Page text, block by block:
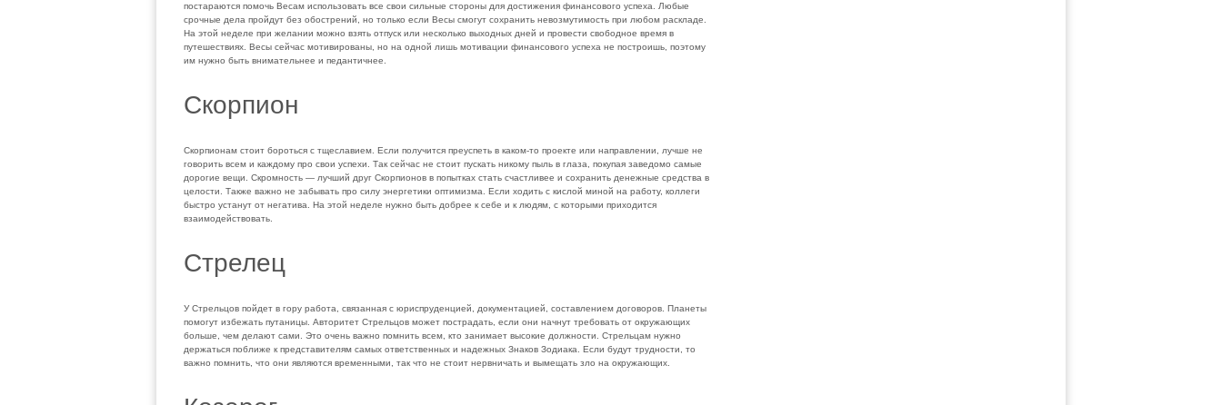
постараются помочь Весам использовать все свои сильные стороны для достижения финансового успеха. Любые
срочные дела пройдут без обострений, но только если Весы смогут сохранить невозмутимость при любом раскладе.
На этой неделе при желании можно взять отпуск или несколько выходных дней и провести свободное время в
путешествиях. Весы сейчас мотивированы, но на одной лишь мотивации финансового успеха не построишь, поэтому
им нужно быть внимательнее и педантичнее.
Скорпион
Скорпионам стоит бороться с тщеславием. Если получится преуспеть в каком-то проекте или направлении, лучше не
говорить всем и каждому про свои успехи. Так сейчас не стоит пускать никому пыль в глаза, покупая заведомо самые
дорогие вещи. Скромность — лучший друг Скорпионов в попытках стать счастливее и сохранить денежные средства в
целости. Также важно не забывать про силу энергетики оптимизма. Если ходить с кислой миной на работу, коллеги
быстро устанут от негатива. На этой неделе нужно быть добрее к себе и к людям, с которыми приходится
взаимодействовать.
Стрелец
У Стрельцов пойдет в гору работа, связанная с юриспруденцией, документацией, составлением договоров. Планеты
помогут избежать путаницы. Авторитет Стрельцов может пострадать, если они начнут требовать от окружающих
больше, чем делают сами. Это очень важно помнить всем, кто занимает высокие должности. Стрельцам нужно
держаться поближе к представителям самых ответственных и надежных Знаков Зодиака. Если будут трудности, то
важно помнить, что они являются временными, так что не стоит нервничать и вымещать зло на окружающих.